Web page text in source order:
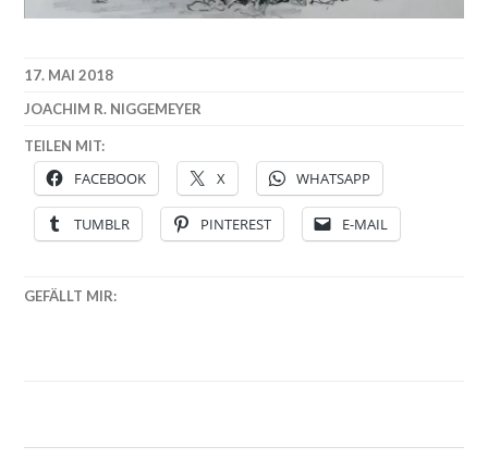
17. MAI 2018
JOACHIM R. NIGGEMEYER
TEILEN MIT:
FACEBOOK X WHATSAPP
TUMBLR PINTEREST E-MAIL
GEFÄLLT MIR: